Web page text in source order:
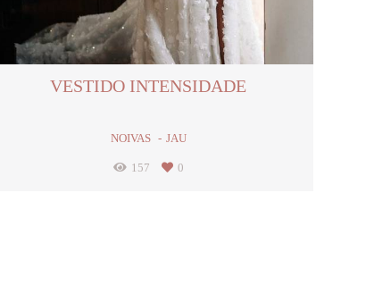
VESTIDO INTENSIDADE
NOIVAS JAU
157 0